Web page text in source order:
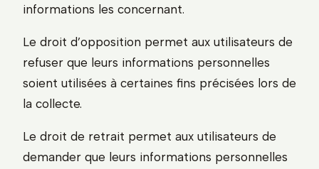
informations les concernant.
Le droit d’opposition permet aux utilisateurs de
refuser que leurs informations personnelles
soient utilisées à certaines fins précisées lors de
la collecte.
Le droit de retrait permet aux utilisateurs de
demander que leurs informations personnelles